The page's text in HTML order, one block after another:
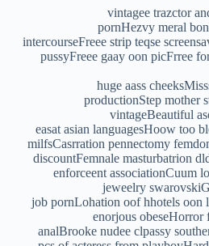
vintagee trazctor
pornHezvy meral
intercourseFreee strip teqse
pussyFreee gaay oon picFrree
huge aass
productionStep mother
vintageBeautiful
easat asian languagesHoow too
milfsCasrration pennectomy
discountFemnale masturbatrion
enforceent associationCuum
jeweelry
job pornLohation oof hhotels oon
enorjous
analBrooke nudee clpassy